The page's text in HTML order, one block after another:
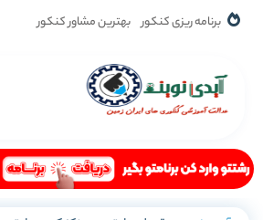
برنامه ریزی کنکور بهترین مشاور کنکور